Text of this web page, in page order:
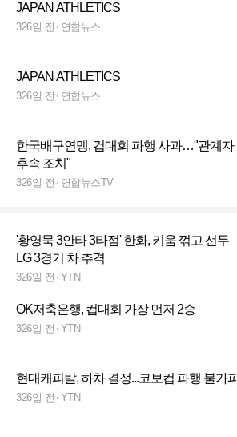
JAPAN ATHLETICS
326일 전 연합뉴스
JAPAN ATHLETICS
326일 전 연합뉴스
한국배구연맹, 컵대회 파행 사과…"관계자
후속 조치"
326일 전 연합뉴스TV
'황영묵 3안타 3타점' 한화, 키움 꺾고 선두
LG 3경기 차 추격
326일 전 YTN
OK저축은행, 컵대회 가장 먼저 2승
326일 전 YTN
현대캐피탈, 하차 결정...코보컵 파행 불가피
326일 전 YTN